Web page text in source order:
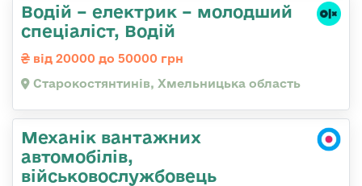
Водій – електрик – молодший
спеціаліст, Водій
від 20000 до 50000 грн
Старокостянтинів, Хмельницька область
Механік вантажних
автомобілів,
військовослужбовець